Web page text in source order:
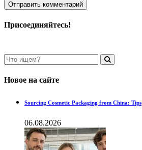
Присоединяйтесь!
Новое на сайте
Sourcing Cosmetic Packaging from China: Tips
06.08.2026